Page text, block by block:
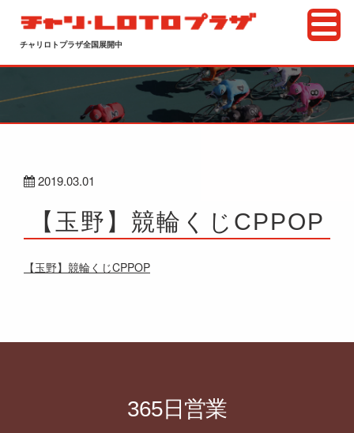
チャリロトプラザ全国展開中
2019.03.01
【玉野】競輪くじCPPOP
【玉野】競輪くじCPPOP
365日営業